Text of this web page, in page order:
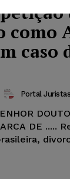
como
caso
Portal Juristas
DE .....